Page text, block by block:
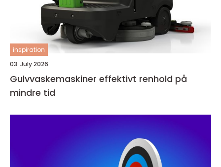
inspiration
03. July 2026
Gulvvaskemaskiner effektivt renhold på
mindre tid